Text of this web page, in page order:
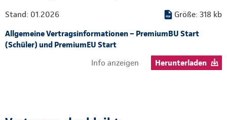
Stand: 01.2026
Größe: 318 kb
Allgemeine Vertragsinformationen – PremiumBU Start
(Schüler) und PremiumEU Start
Info anzeigen
Herunterladen